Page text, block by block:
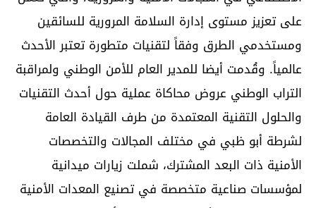
على تعزيز مستوى إدارة السلامة المرورية للسائقين
ومستخدمي الطرق وفقاً لتقنيات متطورة تعتبر الأحدث
عالمياً. وقُدمت أيضا للمدير العام للأمن الوطني ولمراقبة
التراب الوطني عروض محاكاة عملية حول أحدث التقنيات
والحلول التقنية المعتمدة من طرف القيادة العامة
لشرطة أبو ظبي في مختلف المجالات والتخصصات
الأمنية ذات البعد المشترك، شملت زيارات ميدانية
لمؤسسات صناعية متخصصة في تصنيع المعدات الأمنية